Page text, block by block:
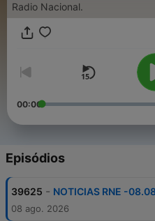
Radio Nacional.
00:00
Episódios
39625 - NOTICIAS RNE -
08 ago. 2026